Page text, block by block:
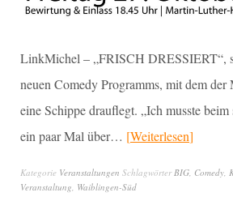
LinkMichel – „FRISCH DRESSIERT“,
neuen Comedy Programms, mit dem
eine Schippe drauflegt. „Ich musste
ein paar Mal über… Weiterlesen
Kategorie Veranstaltungen Schlagwörter BIG Comedy
Veranstaltung Waiblingen-Süd